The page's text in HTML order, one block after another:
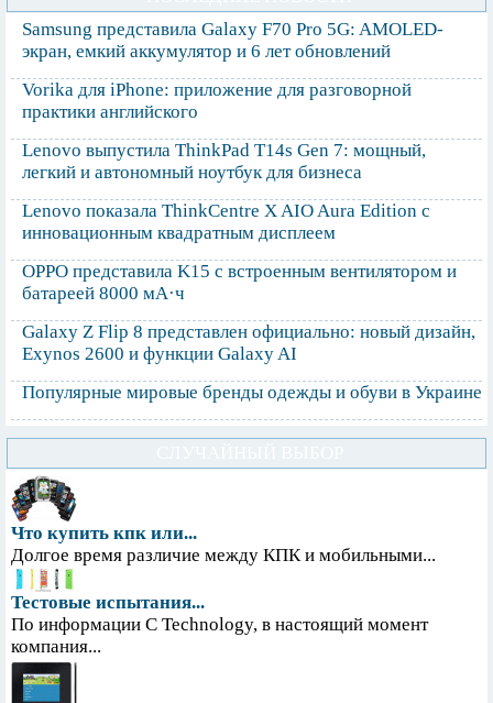
Samsung представила Galaxy F70 Pro 5G: AMOLED-
экран, емкий аккумулятор и 6 лет обновлений
Vorika для iPhone: приложение для разговорной
практики английского
Lenovo выпустила ThinkPad T14s Gen 7: мощный,
легкий и автономный ноутбук для бизнеса
Lenovo показала ThinkCentre X AIO Aura Edition с
инновационным квадратным дисплеем
OPPO представила K15 с встроенным вентилятором и
батареей 8000 мА·ч
Galaxy Z Flip 8 представлен официально: новый дизайн,
Exynos 2600 и функции Galaxy AI
Популярные мировые бренды одежды и обуви в Украине
Что купить кпк или...
Долгое время различие между КПК и мобильными...
Тестовые испытания...
По информации С Technology, в настоящий момент
компания...